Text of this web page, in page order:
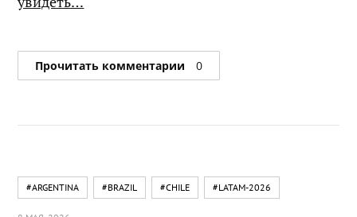
Прочитать комментарии 0
#ARGENTINA #BRAZIL #CHILE #LATAM-2026